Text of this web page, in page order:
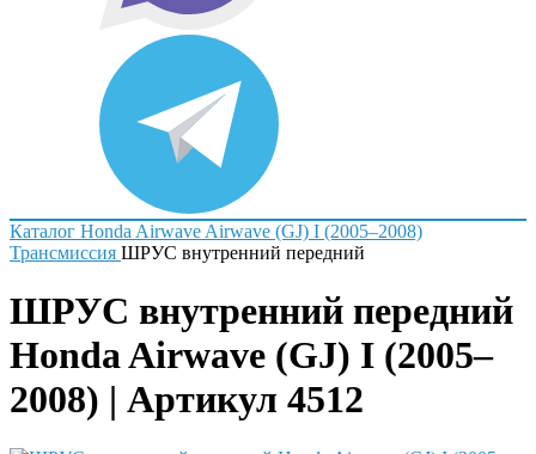
Каталог Honda Airwave Airwave (GJ) I (2005–2008)
Трансмиссия ШРУС внутренний передний
ШРУС внутренний передний
Honda Airwave (GJ) I (2005–
2008) | Артикул 4512